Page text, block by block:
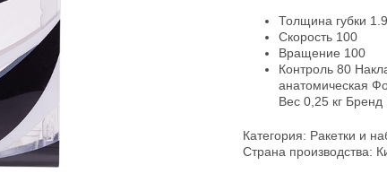
Толщина губки
Скорость 100
Вращение 100
Контроль 80
анатомическая
Вес 0,25 кг
Категория: Ракетки и
Страна производства: